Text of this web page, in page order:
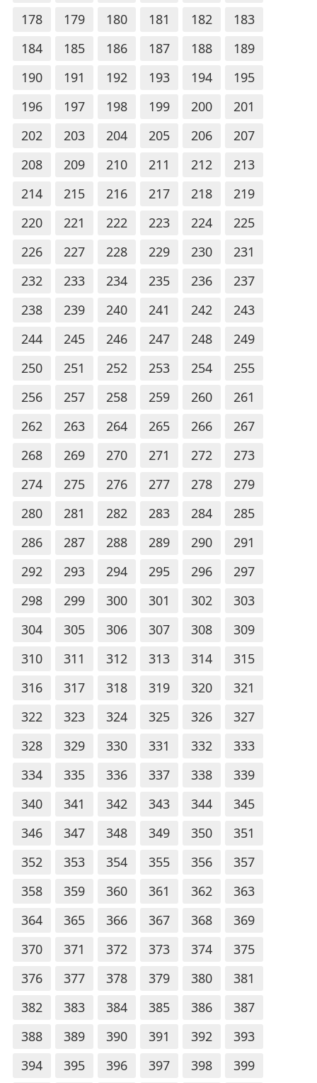
178
179 180 181 182
183
184
185 186 187 188
189
190
191 192 193 194
195
196
197 198 199 200
201
202
203 204 205 206
207
208
209 210 211 212
213
214
215 216 217 218
219
220
221 222 223 224
225
226
227 228 229 230
231
232
233 234 235 236
237
238
239 240 241 242
243
244
245 246 247 248
249
250
251 252 253 254
255
256
257 258 259 260
261
262
263 264 265 266
267
268
269 270 271 272
273
274
275 276 277 278
279
280
281 282 283 284
285
286
287 288 289 290
291
292
293 294 295 296
297
298
299 300 301 302
303
304
305 306 307 308
309
310
311 312 313 314
315
316
317 318 319 320
321
322
323 324 325 326
327
328
329 330 331 332
333
334
335 336 337 338
339
340
341 342 343 344
345
346
347 348 349 350
351
352
353 354 355 356
357
358
359 360 361 362
363
364
365 366 367 368
369
370
371 372 373 374
375
376
377 378 379 380
381
382
383 384 385 386
387
388
389 390 391 392
393
394
395 396 397 398 399